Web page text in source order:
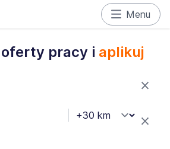
Menu
pracy i aplikuj